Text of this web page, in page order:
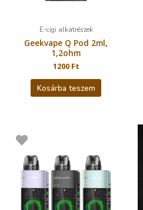
E-cigi alkatrészek
Geekvape Q Pod 2ml,
1,2ohm
1200 Ft
Kosárba teszem